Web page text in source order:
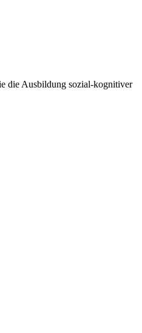
die Ausbildung sozial-kognitiver